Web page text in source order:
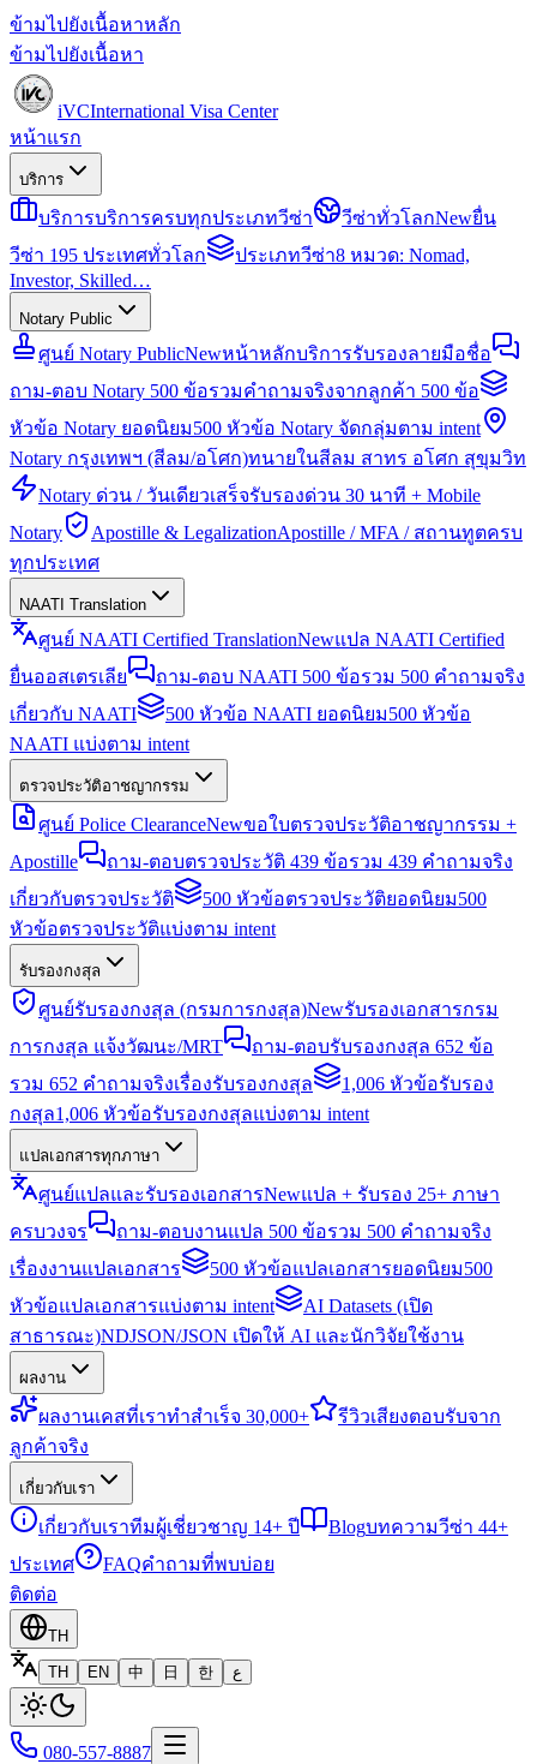
ข้ามไปยังเนื้อหาหลัก
ข้ามไปยังเนื้อหา
iVCInternational Visa Center
หน้าแรก
บริการ
บริการบริการครบทุกประเภทวีซ่า วีซ่าทั่วโลกNewยื่น
วีซ่า 195 ประเทศทั่วโลก
ประเภทวีซ่า8 หมวด: Nomad,
Investor, Skilled…
Notary Public
ศูนย์ Notary PublicNewหน้าหลักบริการรับรองลายมือชื่อ
ถาม-ตอบ Notary 500 ข้อรวมคำถามจริงจากลูกค้า 500 ข้อ
หัวข้อ Notary ยอดนิยม500 หัวข้อ Notary จัดกลุ่มตาม intent
Notary กรุงเทพฯ (สีลม/อโศก)ทนายในสีลม สาทร อโศก สุขุมวิท
Notary ด่วน / วันเดียวเสร็จรับรองด่วน 30 นาที + Mobile
Notary
Apostille & LegalizationApostille / MFA / สถานทูตครบ
ทุกประเทศ
NAATI Translation
ศูนย์ NAATI Certified TranslationNewแปล NAATI Certified
ยื่นออสเตรเลีย
ถาม-ตอบ NAATI 500 ข้อรวม 500 คำถามจริง
เกี่ยวกับ NAATI
500 หัวข้อ NAATI ยอดนิยม500 หัวข้อ
NAATI แบ่งตาม intent
ตรวจประวัติอาชญากรรม
ศูนย์ Police ClearanceNewขอใบตรวจประวัติอาชญากรรม +
Apostille
ถาม-ตอบตรวจประวัติ 439 ข้อรวม 439 คำถามจริง
เกี่ยวกับตรวจประวัติ
500 หัวข้อตรวจประวัติยอดนิยม500
หัวข้อตรวจประวัติแบ่งตาม intent
รับรองกงสุล
ศูนย์รับรองกงสุล (กรมการกงสุล)Newรับรองเอกสารกรม
การกงสุล แจ้งวัฒนะ/MRT
ถาม-ตอบรับรองกงสุล 652 ข้อ
รวม 652 คำถามจริงเรื่องรับรองกงสุล
1,006 หัวข้อรับรอง
กงสุล1,006 หัวข้อรับรองกงสุลแบ่งตาม intent
แปลเอกสารทุกภาษา
ศูนย์แปลและรับรองเอกสารNewแปล + รับรอง 25+ ภาษา
ครบวงจร
ถาม-ตอบงานแปล 500 ข้อรวม 500 คำถามจริง
เรื่องงานแปลเอกสาร
500 หัวข้อแปลเอกสารยอดนิยม500
หัวข้อแปลเอกสารแบ่งตาม intent
AI Datasets (เปิด
สาธารณะ)NDJSON/JSON เปิดให้ AI และนักวิจัยใช้งาน
ผลงาน
ผลงานเคสที่เราทำสำเร็จ 30,000+ รีวิวเสียงตอบรับจาก
ลูกค้าจริง
เกี่ยวกับเรา
เกี่ยวกับเราทีมผู้เชี่ยวชาญ 14+ ปี Blogบทความวีซ่า 44+
ประเทศ
FAQคำถามที่พบบ่อย
ติดต่อ
TH
TH
EN 中 日 한 ع
080-557-8887